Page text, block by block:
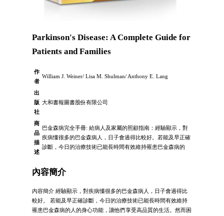
Parkinson's Disease: A Complete Guide for
Patients and Families
作
者
William J. Weiner/ Lisa M. Shulman/ Anthony E. Lang
出
版
社
大和書報圖書股份有限公司
商
品
描
述
巴金森病完全手冊: 給病人及家屬的照顧指南：經驗顯示，對
疾病懂很多的巴金森病人，日子會過得比較好。若能及早正確
診斷，今日的治療技術已能長時間有效維持罹患巴金森病的
內容簡介
內容簡介 經驗顯示，對疾病懂很多的巴金森病人，日子會過得比
較好。 若能及早正確診斷，今日的治療技術已能長時間有效維持
罹患巴金森病的人的身心功能，讓他們享受高品質的生活。然而困